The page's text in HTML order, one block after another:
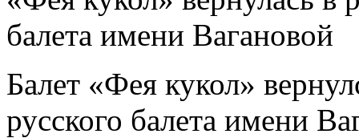
балета имени Вагановой
Балет «Фея кукол»
русского балета имени